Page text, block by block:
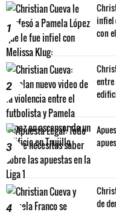
1
infiel
con
2
entre
3
4
de